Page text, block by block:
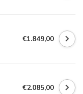
€1.849,00
€2.085,00